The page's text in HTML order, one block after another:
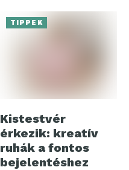
TIPPEK
Kistestvér
érkezik: kreatív
ruhák a fontos
bejelentéshez